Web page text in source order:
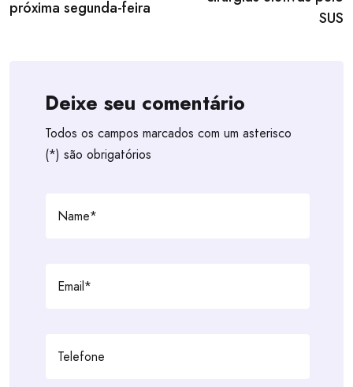
próxima segunda-feira
SUS
Deixe seu comentário
Todos os campos marcados com um asterisco
(*) são obrigatórios